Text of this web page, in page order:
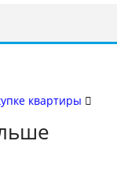
квартиры